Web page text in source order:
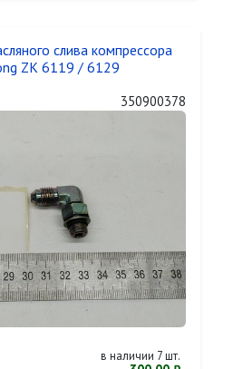
слива компрессора
ZK 6119 / 6129
350900378
в наличии 7 шт.